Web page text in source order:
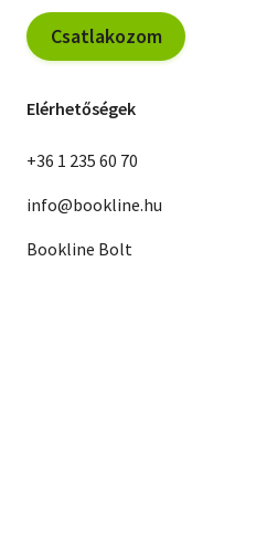
Csatlakozom
Elérhetőségek
+36 1 235 60 70
info@bookline.hu
Bookline Bolt